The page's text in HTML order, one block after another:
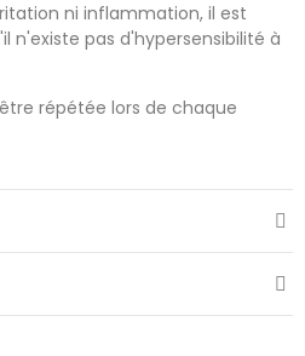
ni inflammation, il est
n'existe pas d'hypersensibilité à
répétée lors de chaque